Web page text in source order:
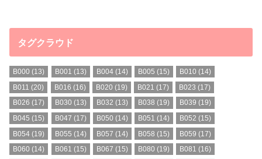
タグクラウド
B000 (13) B001 (13) B004(14) B005 (15) B010 (14)
B011 (20) B016 (16) B020 (19) B021 (17) B023 (17)
B026 (17) B030 (13) B032 (13) B038 (19) B039 (19)
B045 (15) B047 (17) B050 (14) B051 (14) B052 (15)
B054 (19) B055 (14) B057 (14) B058 (15) B059 (17)
B060 (14) B061 (15) B067 (15) B080 (19) B081 (16)